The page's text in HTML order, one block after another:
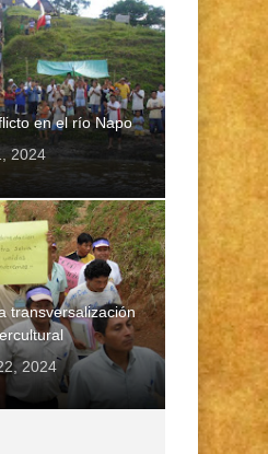
en el río Napo
2024
transversalización
2024